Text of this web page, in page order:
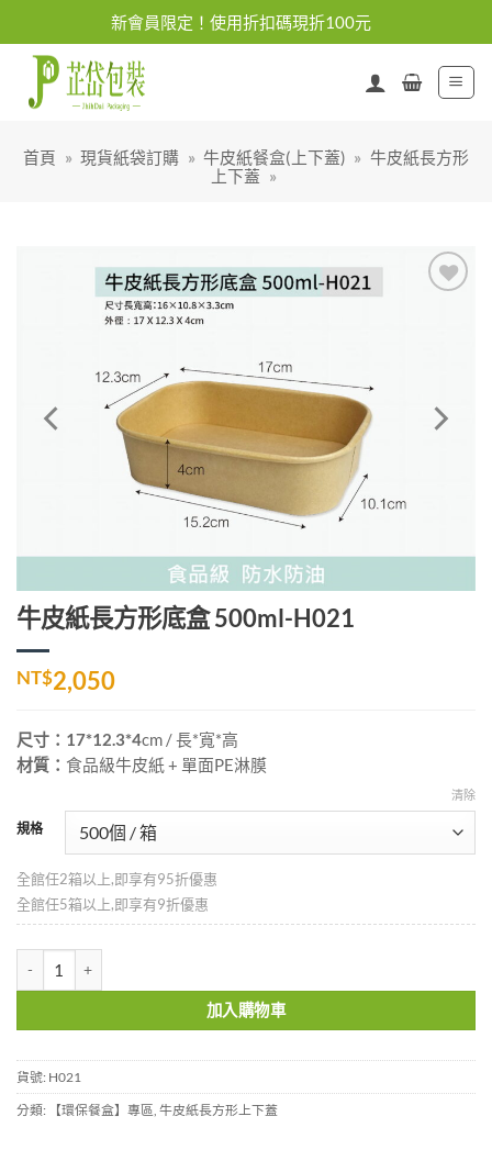
content
新會員限定！使用折扣碼現折100元
首頁 » 現貨紙袋訂購 » 牛皮紙餐盒(上下蓋) » 牛皮紙長方形
上下蓋 »
牛皮紙長方形底盒 500ml-H021
NT$2,050
尺寸：17*12.3*4cm / 長*寬*高
材質： 食品級牛皮紙 + 單面PE淋膜
規格
清除
全館任2箱以上,即享有95折優惠
全館任5箱以上,即享有9折優惠
加入購物車
貨號: H021
分類:
【環保餐盒】專區 牛皮紙長方形上下蓋